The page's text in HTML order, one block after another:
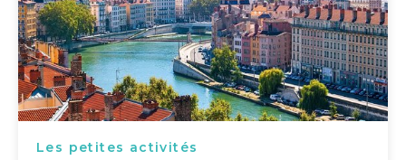
Les petites activités